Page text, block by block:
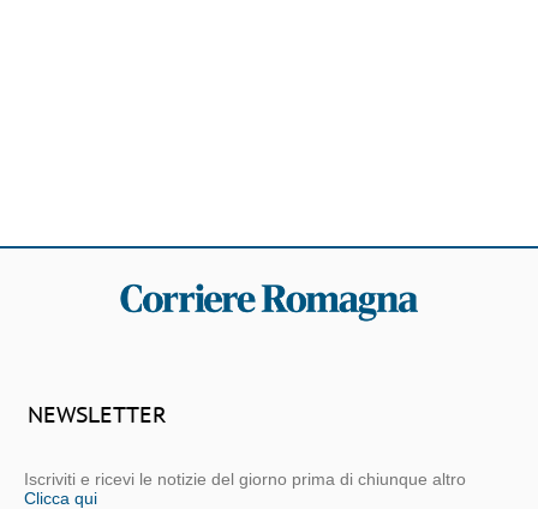
NEWSLETTER
Iscriviti e ricevi le notizie del giorno prima di chiunque altro
Clicca qui